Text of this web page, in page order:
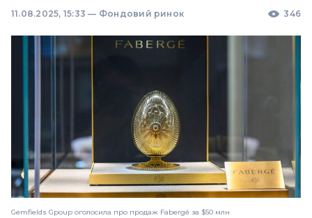
11.08.2025, 15:33 — Фондовий ринок 346
Gemfields Gpoup оголосила про продаж Fabergé за $50 млн